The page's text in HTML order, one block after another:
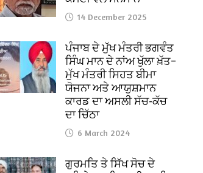
14 December 2025
ਪੰਜਾਬ ਦੇ ਮੁੱਖ ਮੰਤਰੀ ਭਗਵੰਤ
ਸਿੰਘ ਮਾਨ ਦੇ ਨਾਂਅ ਖੁੱਲਾ ਖ਼ੱਤ–
ਮੁੱਖ ਮੰਤਰੀ ਸਿਹਤ ਬੀਮਾ
ਯੋਜਨਾ ਅਤੇ ਆਯੁਸ਼ਮਾਨ
ਕਾਰਡ ਦਾ ਅਸਲੀ ਸੱਚ-ਕੱਚ
ਦਾ ਚਿੱਠਾ
6 March 2024
ਗੁਰਮਤਿ ਤੇ ਸਿੱਖ ਸੋਚ ਦੇ